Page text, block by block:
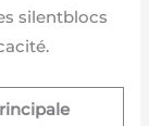
silentblocs